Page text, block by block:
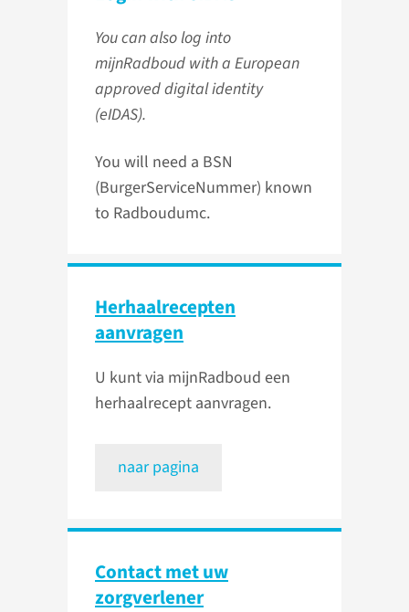
You can also log into
mijnRadboud with a European
approved digital identity
(eIDAS).
You will need a BSN
(BurgerServiceNummer) known
to Radboudumc.
Herhaalrecepten
aanvragen
U kunt via mijnRadboud een
herhaalrecept aanvragen.
naar pagina
Contact met uw
zorgverlener